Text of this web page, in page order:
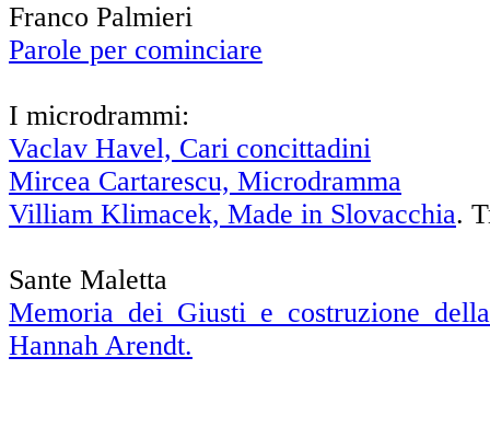
Franco Palmieri
Parole per cominciare
I microdrammi:
Vaclav Havel, Cari concittadini
Mircea Cartarescu, Microdramma
Villiam Klimacek, Made in Slovacchia.
Sante Maletta
Memoria dei Giusti e costruzione
Hannah Arendt.